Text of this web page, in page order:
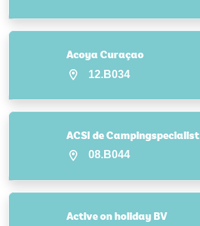
Acoya Curaçao
12.B034
ACSI de Campingspecialist
08.B044
Active on holiday BV